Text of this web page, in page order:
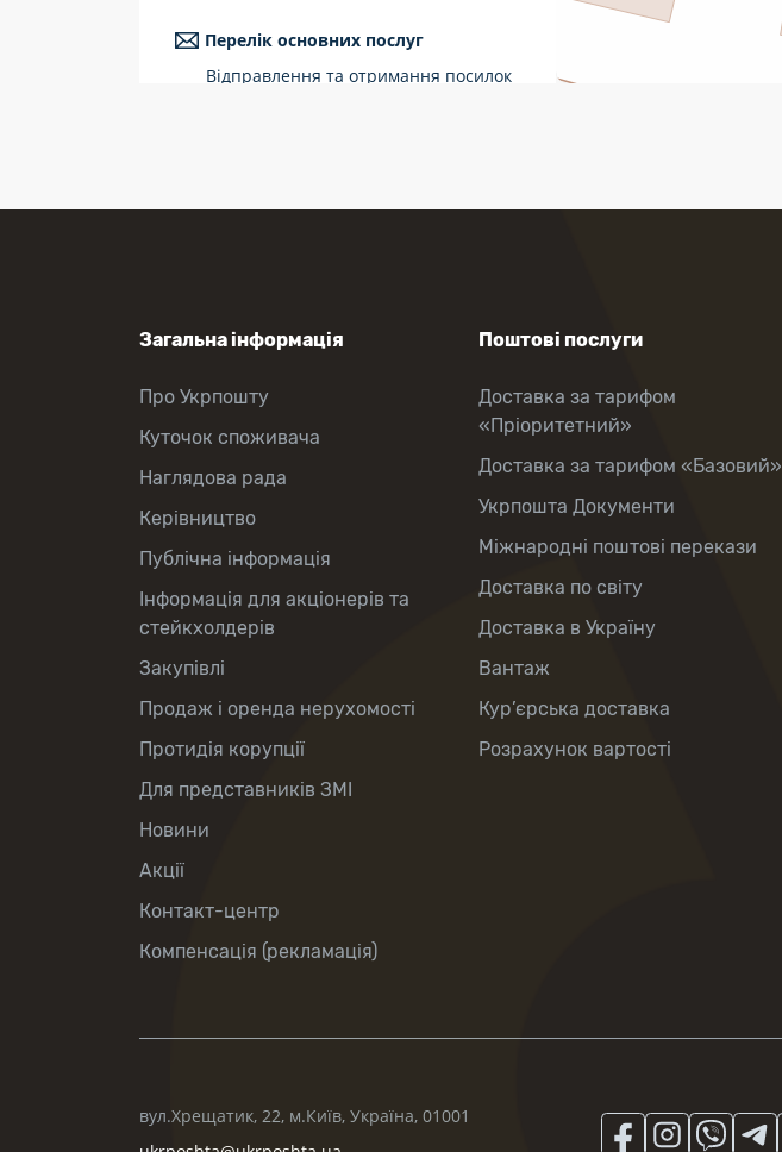
Перелік основних послуг
Відправлення та отримання посилок
Операції з карткою: поповнення/
допомог
Продаж товарів
Загальна інформація
Про Укрпошту
Куточок споживача
Наглядова рада
Керівництво
Публічна інформація
Інформація для акціонерів та
стейкхолдерів
Закупівлі
Продаж і оренда нерухомості
Протидія корупції
Для представників ЗМІ
Новини
Акції
Контакт-центр
Компенсація (рекламація)
Поштові послуги
Доставка за тарифом
«Пріоритетний»
Доставка за тарифом «Базовий»
Укрпошта Документи
Міжнародні поштові перекази
Доставка по світу
Доставка в Україну
Вантаж
Кур’єрська доставка
Розрахунок вартості
вул.Хрещатик, 22, м.Київ, Україна, 01001